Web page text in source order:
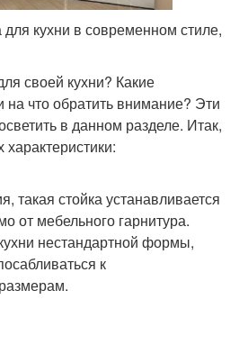
кухни в современном стиле,
своей кухни? Какие
на что обратить внимание? Эти
в данном разделе. Итак,
такая стойка устанавливается
от мебельного гарнитура.
нестандартной формы,
к